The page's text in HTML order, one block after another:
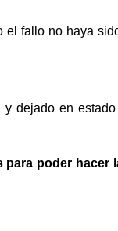
el fallo no haya
dejado en estado
para poder hacer